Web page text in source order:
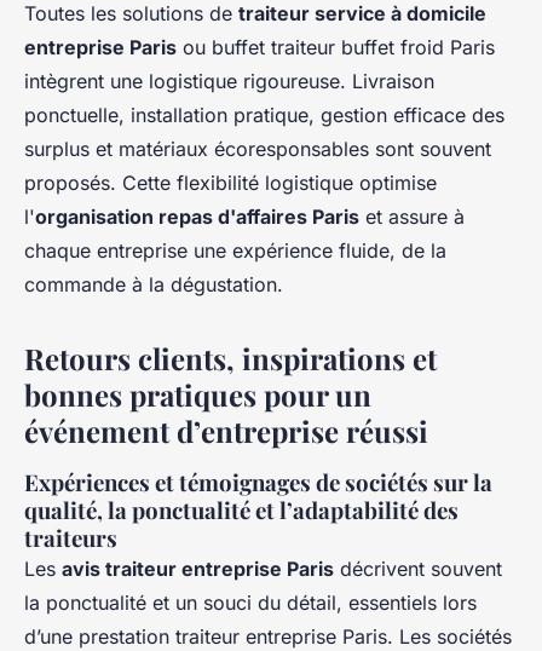
Toutes les solutions de traiteur service à domicile
entreprise Paris ou buffet traiteur buffet froid Paris
intègrent une logistique rigoureuse. Livraison
ponctuelle, installation pratique, gestion efficace des
surplus et matériaux écoresponsables sont souvent
proposés. Cette flexibilité logistique optimise
l'organisation repas d'affaires Paris et assure à
chaque entreprise une expérience fluide, de la
commande à la dégustation.
Retours clients, inspirations et
bonnes pratiques pour un
événement d’entreprise réussi
Expériences et témoignages de sociétés sur la
qualité, la ponctualité et l’adaptabilité des
traiteurs
Les avis traiteur entreprise Paris décrivent souvent
la ponctualité et un souci du détail, essentiels lors
d’une prestation traiteur entreprise Paris. Les sociétés